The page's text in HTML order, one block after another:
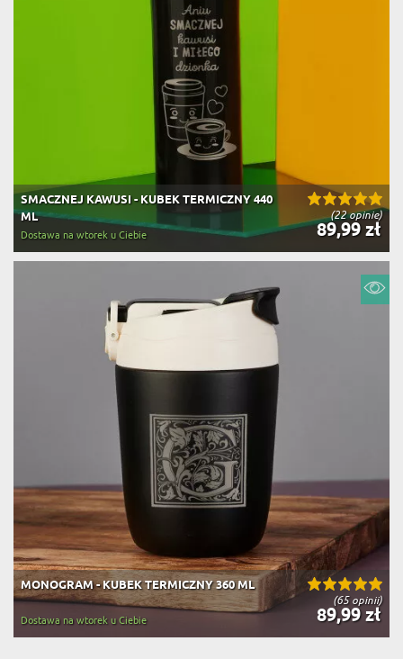
(22 opinie)
SMACZNEJ KAWUSI - KUBEK TERMICZNY 440
ML
89,99 zł
Dostawa na wtorek u Ciebie
(65 opinii)
MONOGRAM - KUBEK TERMICZNY 360 ML
89,99 zł
Dostawa na wtorek u Ciebie